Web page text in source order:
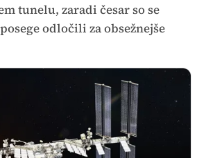
tunelu, zaradi česar so se
odločili za obsežnejše